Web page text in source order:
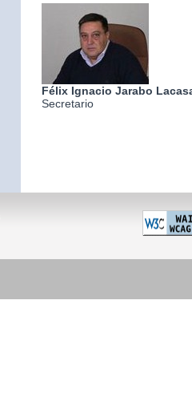
Félix Ignacio Jarabo
Secretario